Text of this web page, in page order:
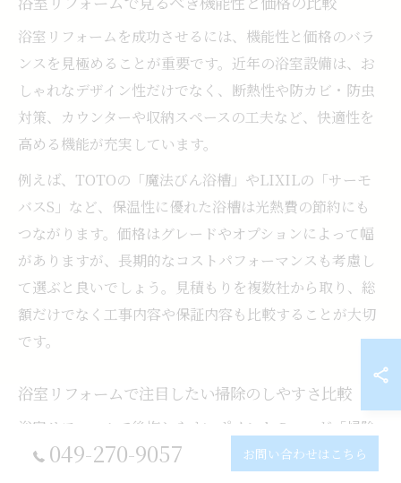
浴室リフォームを成功させるには、機能性と価格のバラ
ンスを見極めることが重要です。近年の浴室設備は、お
しゃれなデザイン性だけでなく、断熱性や防カビ・防虫
対策、カウンターや収納スペースの工夫など、快適性を
高める機能が充実しています。
例えば、TOTOの「魔法びん浴槽」やLIXILの「サーモ
バスS」など、保温性に優れた浴槽は光熱費の節約にも
つながります。価格はグレードやオプションによって幅
がありますが、長期的なコストパフォーマンスも考慮し
て選ぶと良いでしょう。見積もりを複数社から取り、総
額だけでなく工事内容や保証内容も比較することが大切
です。
浴室リフォームで注目したい掃除のしやすさ比較
浴室リフォームで後悔しやすいポイントの一つが「掃除
のしやすさ」です。カビや水アカが発生しやすい浴室で
049-270-9057 お問い合わせはこちら